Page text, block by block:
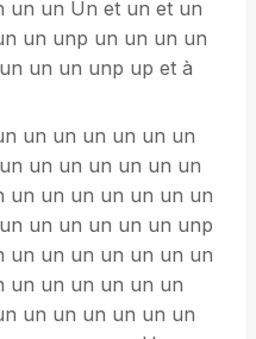
un un Un et un et un
un unp un un un un
un un unp up et à
un un un un un un
un un un un un un
un un un un un un un
un un un un un unp
un un un un un un un
un un un un un un
un un un un un un